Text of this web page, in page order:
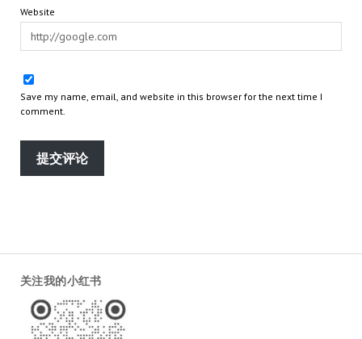
Website
Save my name, email, and website in this browser for the next time I
comment.
关注我的小红书